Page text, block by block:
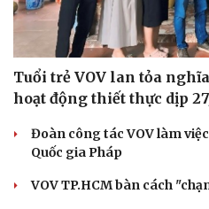
Cải chính
Tuổi trẻ VOV lan tỏa
hoạt động thiết thực dịp
Đoàn công tác VOV làm
Quốc gia Pháp
VOV TP.HCM bàn cách